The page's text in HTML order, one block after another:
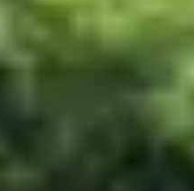
vini Colmar
champagne
vini Nizza
champagne
vini Saint